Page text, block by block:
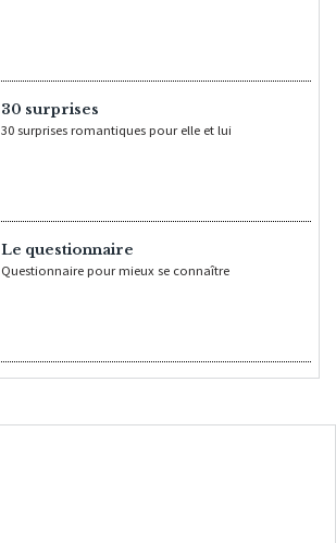
30 surprises
30 surprises romantiques pour elle et lui
Le questionnaire
Questionnaire pour mieux se connaître